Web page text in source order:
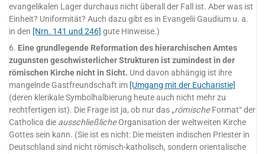
evangelikalen Lager durchaus nicht überall der Fall ist. Aber was ist
Einheit? Uniformität? Auch dazu gibt es in Evangelii Gaudium u. a.
in den [Nrn. 141 und 246] gute Hinweise.)
6. Eine grundlegende Reformation des hierarchischen Amtes
zugunsten geschwisterlicher Strukturen ist zumindest in der
römischen Kirche nicht in Sicht. Und davon abhängig ist ihre
mangelnde Gastfreundschaft im [Umgang mit der Eucharistie]
(deren klerikale Symbolhalbierung heute auch nicht mehr zu
rechtfertigen ist). Die Frage ist ja, ob nur das „römischeFormat“ der
Catholica die ausschließlicheOrganisation der weltweiten Kirche
Gottes sein kann. (Sie ist es nicht: Die meisten indischen Priester in
Deutschland sind nicht römisch-katholisch, sondern orientalische